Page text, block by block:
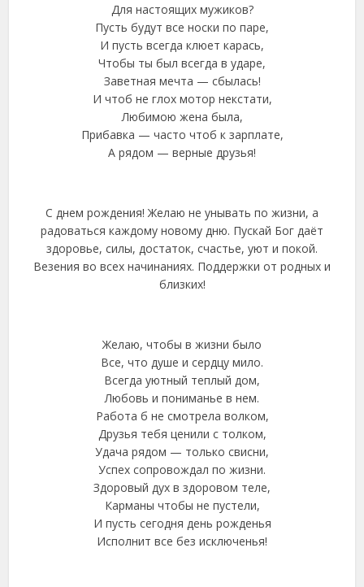
Для настоящих мужиков?
Пусть будут все носки по паре,
И пусть всегда клюет карась,
Чтобы ты был всегда в ударе,
Заветная мечта — сбылась!
И чтоб не глох мотор некстати,
Любимою жена была,
Прибавка — часто чтоб к зарплате,
А рядом — верные друзья!
С днем рождения! Желаю не унывать по жизни, а
радоваться каждому новому дню. Пускай Бог даёт
здоровье, силы, достаток, счастье, уют и покой.
Везения во всех начинаниях. Поддержки от родных и
близких!
Желаю, чтобы в жизни было
Все, что душе и сердцу мило.
Всегда уютный теплый дом,
Любовь и пониманье в нем.
Работа б не смотрела волком,
Друзья тебя ценили с толком,
Удача рядом — только свисни,
Успех сопровождал по жизни.
Здоровый дух в здоровом теле,
Карманы чтобы не пустели,
И пусть сегодня день рожденья
Исполнит все без исключенья!